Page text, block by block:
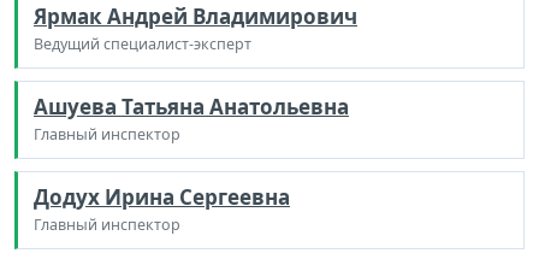
Ярмак Андрей Владимирович
Ведущий специалист-эксперт
Ашуева Татьяна Анатольевна
Главный инспектор
Додух Ирина Сергеевна
Главный инспектор